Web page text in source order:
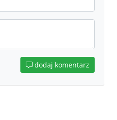
dodaj komentarz